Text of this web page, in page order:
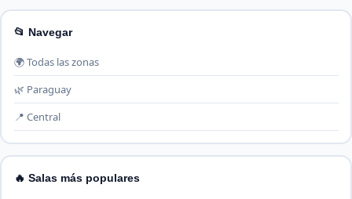
📂 Navegar
🌍 Todas las zonas
🌿 Paraguay
📍 Central
🔥 Salas más populares